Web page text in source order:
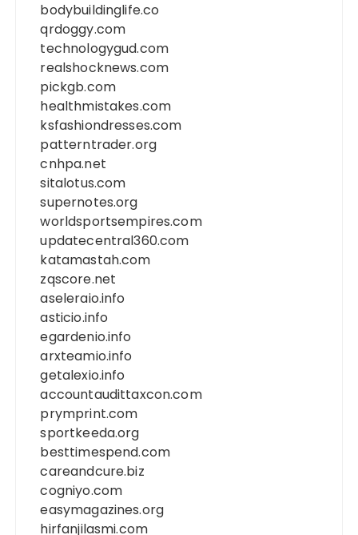
bodybuildinglife.co
qrdoggy.com
technologygud.com
realshocknews.com
pickgb.com
healthmistakes.com
ksfashiondresses.com
patterntrader.org
cnhpa.net
sitalotus.com
supernotes.org
worldsportsempires.com
updatecentral360.com
katamastah.com
zqscore.net
aseleraio.info
asticio.info
egardenio.info
arxteamio.info
getalexio.info
accountaudittaxcon.com
prymprint.com
sportkeeda.org
besttimespend.com
careandcure.biz
cogniyo.com
easymagazines.org
hirfanjilasmi.com